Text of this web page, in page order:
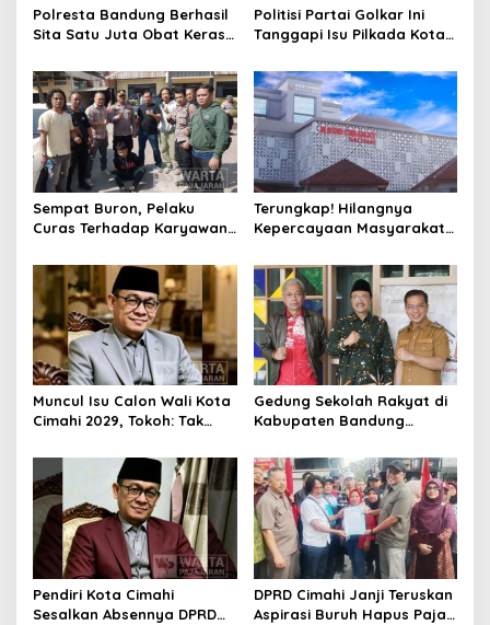
Polresta Bandung Berhasil
Sita Satu Juta Obat Keras
Kasus Narkoba
Politisi Partai Golkar Ini
Tanggapi Isu Pilkada Kota
Sempat Buron, Pelaku
Curas Terhadap Karyawan
Ditangkap Polisi
Terungkap! Hilangnya
Kepercayaan Masyarakat
Rebranding RSUD Cibabat
Muncul Isu Calon Wali Kota
Cimahi 2029, Tokoh: Tak
Legitimasi Parpol
Gedung Sekolah Rakyat di
Kabupaten Bandung
Siap Tampung Dua Ribu
Siswa
Pendiri Kota Cimahi
Sesalkan Absennya DPRD
DPRD Cimahi Janji Teruskan
Aspirasi Buruh Hapus Pajak